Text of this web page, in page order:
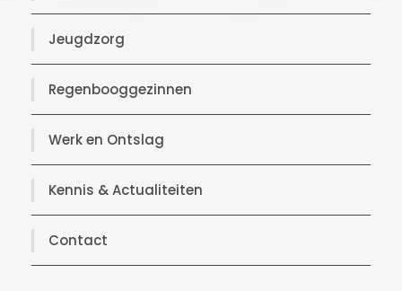
Jeugdzorg
Regenbooggezinnen
Werk en Ontslag
Kennis & Actualiteiten
Contact